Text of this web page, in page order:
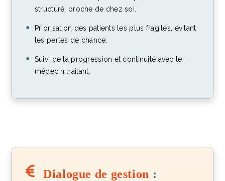
structuré, proche de chez soi.
Priorisation des patients les plus fragiles, évitant
les pertes de chance.
Suivi de la progression et continuité avec le
médecin traitant.
Dialogue de gestion :